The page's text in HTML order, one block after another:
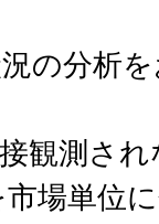
の分析
観測さ
場単位